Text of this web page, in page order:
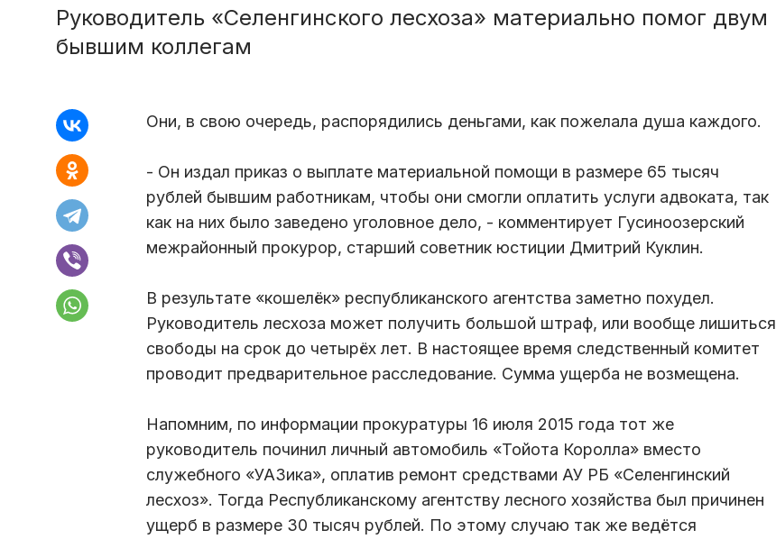
Руководитель «Селенгинского лесхоза» материально помог двум
бывшим коллегам
Они, в свою очередь, распорядились деньгами, как пожелала душа каждого.
- Он издал приказ о выплате материальной помощи в размере 65 тысяч
рублей бывшим работникам, чтобы они смогли оплатить услуги адвоката, так
как на них было заведено уголовное дело, - комментирует Гусиноозерский
межрайонный прокурор, старший советник юстиции Дмитрий Куклин.
В результате «кошелёк» республиканского агентства заметно похудел.
Руководитель лесхоза может получить большой штраф, или вообще лишиться
свободы на срок до четырёх лет. В настоящее время следственный комитет
проводит предварительное расследование. Сумма ущерба не возмещена.
Напомним, по информации прокуратуры 16 июля 2015 года тот же
руководитель починил личный автомобиль «Тойота Королла» вместо
служебного «УАЗика», оплатив ремонт средствами АУ РБ «Селенгинский
лесхоз». Тогда Республиканскому агентству лесного хозяйства был причинен
ущерб в размере 30 тысяч рублей. По этому случаю так же ведётся